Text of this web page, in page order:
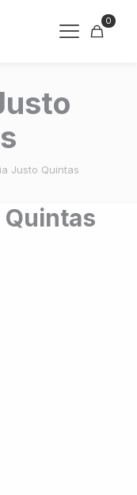
0
Justo Quintas